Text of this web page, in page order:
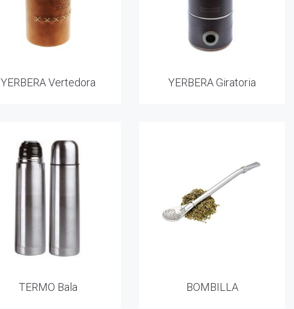
YERBERA Vertedora
YERBERA Giratoria
TERMO Bala
BOMBILLA